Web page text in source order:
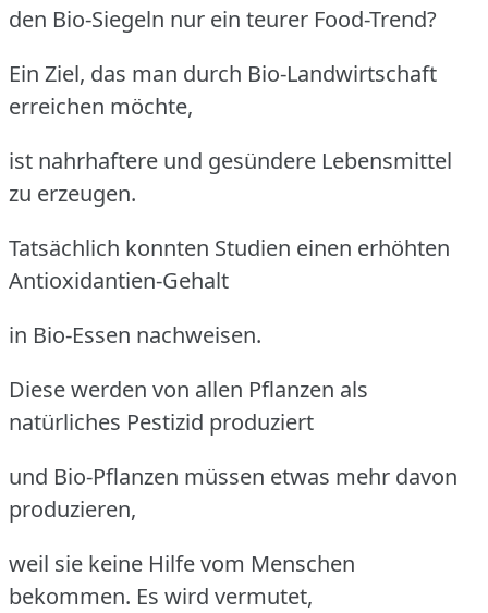
den Bio-Siegeln nur ein teurer Food-Trend?
Ein Ziel, das man durch Bio-Landwirtschaft
erreichen möchte,
ist nahrhaftere und gesündere Lebensmittel
zu erzeugen.
Tatsächlich konnten Studien einen erhöhten
Antioxidantien-Gehalt
in Bio-Essen nachweisen.
Diese werden von allen Pflanzen als
natürliches Pestizid produziert
und Bio-Pflanzen müssen etwas mehr davon
produzieren,
weil sie keine Hilfe vom Menschen
bekommen. Es wird vermutet,